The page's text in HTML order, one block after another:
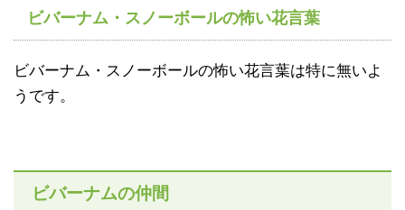
ビバーナム・スノーボールの怖い花言葉
ビバーナム・スノーボールの怖い花言葉は特に無いよ
うです。
ビバーナムの仲間